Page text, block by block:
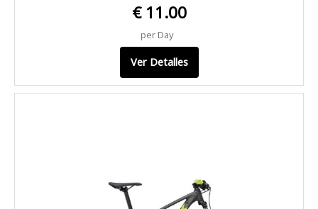
€ 11.00
per Day
Ver Detalles